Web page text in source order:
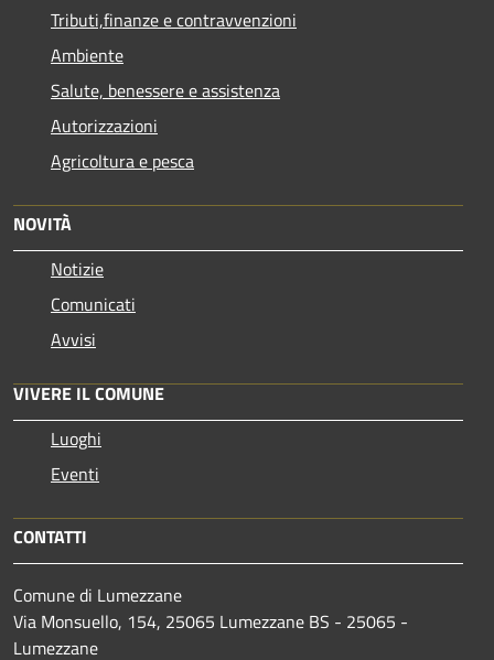
Tributi,finanze e contravvenzioni
Ambiente
Salute, benessere e assistenza
Autorizzazioni
Agricoltura e pesca
NOVITÀ
Notizie
Comunicati
Avvisi
VIVERE IL COMUNE
Luoghi
Eventi
CONTATTI
Comune di Lumezzane
Via Monsuello, 154, 25065 Lumezzane BS - 25065 -
Lumezzane